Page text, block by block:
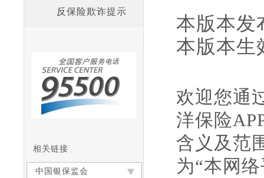
反保险欺诈提示
相关链接
中国银保监会
本版本发
本版本生
欢迎您通
洋保险
含义及范
为“本网